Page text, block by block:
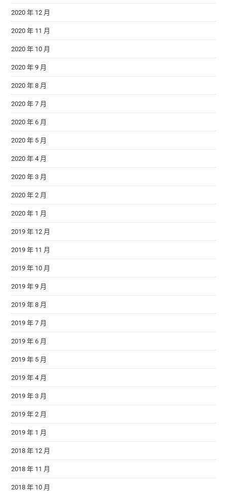
2020 年 12 月
2020 年 11 月
2020 年 10 月
2020 年 9 月
2020 年 8 月
2020 年 7 月
2020 年 6 月
2020 年 5 月
2020 年 4 月
2020 年 3 月
2020 年 2 月
2020 年 1 月
2019 年 12 月
2019 年 11 月
2019 年 10 月
2019 年 9 月
2019 年 8 月
2019 年 7 月
2019 年 6 月
2019 年 5 月
2019 年 4 月
2019 年 3 月
2019 年 2 月
2019 年 1 月
2018 年 12 月
2018 年 11 月
2018 年 10 月